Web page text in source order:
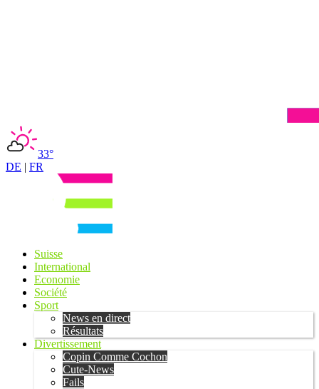
33°
DE | FR
Suisse
International
Economie
Société
Sport
News en direct
Résultats
Divertissement
Copin Comme Cochon
Cute-News
Fails